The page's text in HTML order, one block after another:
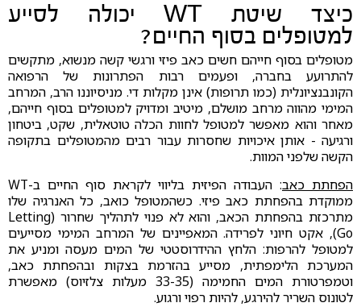
כיצד שיטת WT יכולה לסייע
למטופלים בסוף החיים?
מטופלים בסוף חייהם חשים כאב פיזי ורגשי קשה מנשוא, מתקשים
להתרועע בחברה, ופעמים רבות הפתרונות של הרפואה
הקונבנציונלית (כמו תרופות) אינן מקלות די. מניסיוננו הרב, המרחב
המימי מהווה מרחב מושלם, מיטיב ומדויק למטופלים בסוף חייהם,
מאחר והוא מאפשר למטופל לחוות הכלה טוטאלית, שקט, ביטחון
ורגיעה - אותן איכויות שחסרות עבור רבים מהמטופלים בתקופה
הקשה שלפני המוות.
הפחתת כאב
: העבודה הפיזית בליווי לקראת סוף החיים ב-WT
ממוקדת בהפחתת כאב פיזי. כשהמטופל כואב, כל האנרגיה שלו
מתרכזת בהפחתת הכאב, והוא לא פנוי לתהליך שחרור (Letting
Go), אקט חיוני לפרידה. המאפיינים של המרחב המימי מסייעים
למטופל להרפות: הלחץ ההידרוסטטי של המים מעסה ומניע את
המערכת הלימפתית, מסייע בהזרמת בצקות ובהפחתת כאב,
וטמפרטורת המים החמימה (33-35 מעלות צלזיוס) מאפשרת
לטונוס השריר להירגע, להיות רפוי ורגוע.